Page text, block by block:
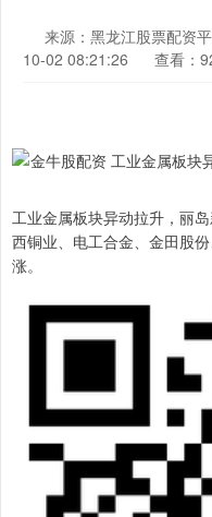
来源：黑龙江股票配资
10-02 08:21:26
查看：
工业金属板块异动拉升，丽
西铜业、电工合金、金田股
涨。